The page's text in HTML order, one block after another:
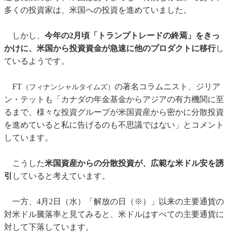
多くの投資家は、米国への投資を進めていました。
しかし、 今年の2月頃「トランプトレードの終焉」をきっ
かけに、米国から投資資金が急速に他のプロダクトに移行し
ているようです。
FT （フィナンシャルタイムズ） の著名コラムニスト、ジリア
ン・テットも「カナダの年金基金からアジアの有力機関に至
るまで、様々な投資グループが米国資産から密かに分散投資
を進めていると私に告げるのも不思議ではない」とコメント
しています。
こうした米国資産からの分散投資が、広範な米ドル安を誘
引 していると考えています。
一方、4月2日（水）「解放の日（※）」以来の主要通貨の
対米ドル騰落率と見てみると、米ドルはすべての主要通貨に
対して下落しています。